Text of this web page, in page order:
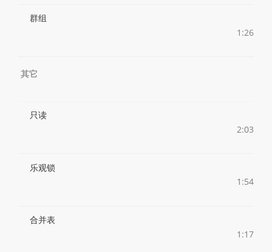
群组
1:26
其它
只读
2:03
乐观锁
1:54
合并表
1:17